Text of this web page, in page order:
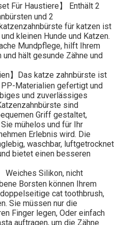
Für Haustiere】 Enthält 2
und 2
für katzen ist
kleinen Hunde und Katzen.
Mundpflege, hilft Ihrem
hält gesunde Zähne und
】Das katze zahnbürste ist
Materialien gefertigt und
und zuverlässiges
sind
Griff gestaltet,
mühelos und für Ihr
Erlebnis wird. Die
waschbar, luftgetrocknet
bietet einen besseren
Weiches Silikon, nicht
Borsten können Ihrem
cat toothbrush,
Sie müssen nur die
Finger legen, Oder einfach
auftragen, um die Zähne